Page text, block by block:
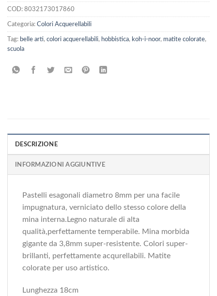
COD: 8032173017860
Categoria: Colori Acquerellabili
Tag: belle arti, colori acquerellabili, hobbistica, koh-i-noor, matite colorate,
scuola
DESCRIZIONE
INFORMAZIONI AGGIUNTIVE
Pastelli esagonali diametro 8mm per una facile
impugnatura, verniciato dello stesso colore della
mina interna.Legno naturale di alta
qualità,perfettamente temperabile. Mina morbida
gigante da 3,8mm super-resistente. Colori super-
brillanti, perfettamente acqurellabili. Matite
colorate per uso artistico.
Lunghezza 18cm